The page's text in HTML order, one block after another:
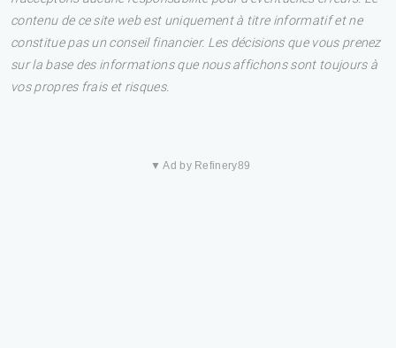
contenu de ce site web est uniquement à titre informatif et ne
constitue pas un conseil financier. Les décisions que vous prenez
sur la base des informations que nous affichons sont toujours à
vos propres frais et risques.
▼ Ad by Refinery89